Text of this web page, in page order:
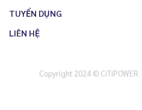
TUYỂN DỤNG
LIÊN HỆ
Copyright 2024 © CiTiPOWER